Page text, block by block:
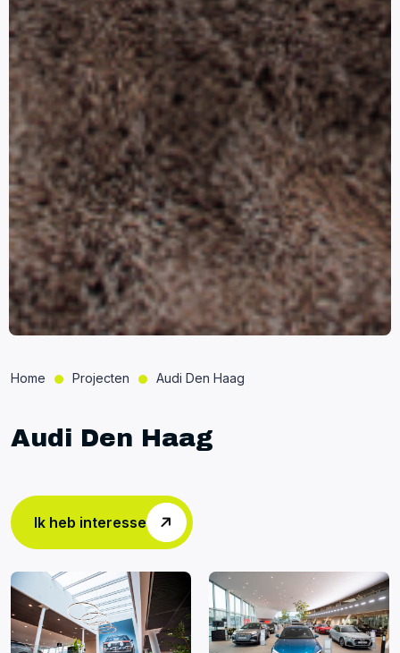
Home Projecten Audi Den Haag
Audi Den Haag
Ik heb interesse